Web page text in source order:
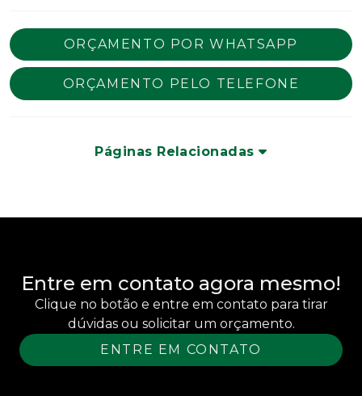
ORÇAMENTO POR WHATSAPP
ORÇAMENTO PELO TELEFONE
Páginas Relacionadas
Entre em contato agora mesmo!
Clique no botão e entre em contato para tirar
dúvidas ou solicitar um orçamento.
ENTRE EM CONTATO